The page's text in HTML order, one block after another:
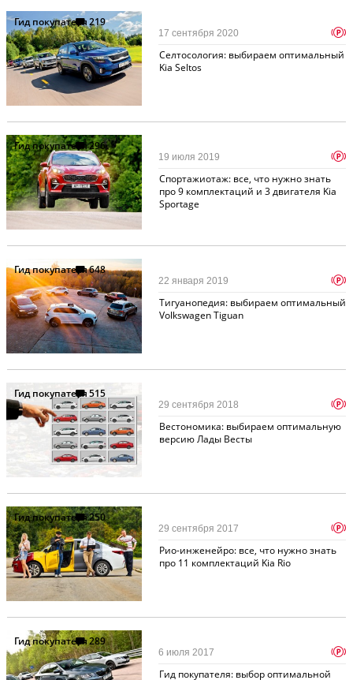
Гид покупателя219
Селтосология: выбираем оптимальный
Kia Seltos
17 сентября 2020 p
Гид покупателя296
Спортажиотаж: все, что нужно знать
про 9 комплектаций и 3 двигателя Kia
Sportage
19 июля 2019 p
Гид покупателя648
Тигуанопедия: выбираем оптимальный
Volkswagen Tiguan
22 января 2019 p
Гид покупателя515
Вестономика: выбираем оптимальную
версию Лады Весты
29 сентября 2018 p
Гид покупателя250
Рио-инженейро: все, что нужно знать
про 11 комплектаций Kia Rio
29 сентября 2017 p
Гид покупателя289
Гид покупателя: выбор оптимальной
6 июля 2017 p